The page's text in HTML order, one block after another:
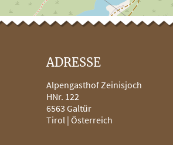
ADRESSE
Alpengasthof Zeinisjoch
HNr. 122
6563 Galtür
Tirol | Österreich